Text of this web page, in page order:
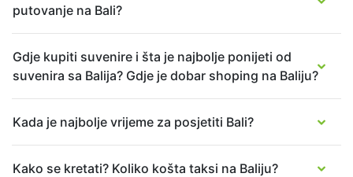
putovanje na Bali?
Gdje kupiti suvenire i šta je najbolje ponijeti od
suvenira sa Balija? Gdje je dobar shoping na Baliju?
Kada je najbolje vrijeme za posjetiti Bali?
Kako se kretati? Koliko košta taksi na Baliju?